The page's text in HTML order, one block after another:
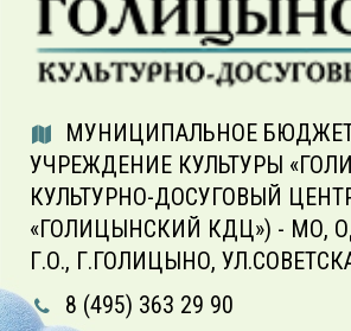
МУНИЦИПАЛЬНОЕ
УЧРЕЖДЕНИЕ КУЛЬТУРЫ
КУЛЬТУРНО-ДОСУГОВЫЙ
«ГОЛИЦЫНСКИЙ КДЦ») - МО,
Г.О., Г.ГОЛИЦЫНО,
8 (495) 363 29 90